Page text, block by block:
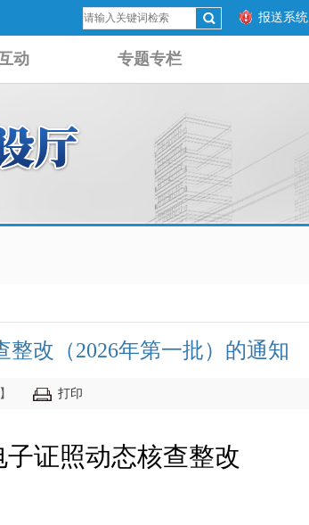
报送系统
动 专题专栏
改（2026年第一批）的通知
】 打印
证照动态核查整改